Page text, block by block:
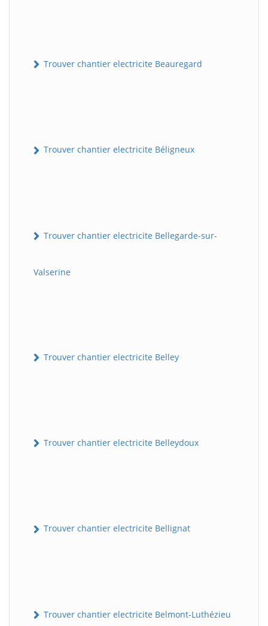
Trouver chantier electricite Beauregard
Trouver chantier electricite Béligneux
Trouver chantier electricite Bellegarde-sur-
Valserine
Trouver chantier electricite Belley
Trouver chantier electricite Belleydoux
Trouver chantier electricite Bellignat
Trouver chantier electricite Belmont-Luthézieu